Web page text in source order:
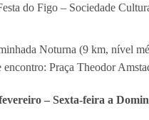
do Figo – Sociedade
Noturna (9 km, nível
encontro: Praça Theodor
– Sexta-feira a